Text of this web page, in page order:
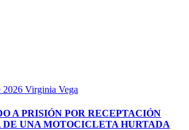
2026 Virginia Vega
A PRISIÓN POR RECEPTACIÓN
DE UNA MOTOCICLETA HURTADA